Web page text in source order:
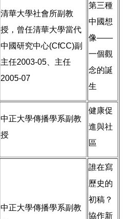
清華大學社會所副教
授，曾任清華大學當代
中國研究中心(CfCC)副
主任2003-05、主任
2005-07
第三種
中國想
像——
一個觀
念的誕
生
中正大學傳播學系副教
授
健康促
進與社
區
中正大學傳播學系副教
誰在寫
歷史的
初稿？
協作新